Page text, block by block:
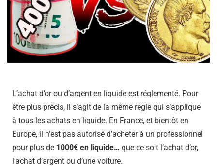
L’achat d’or ou d’argent en liquide est réglementé. Pour
être plus précis, il s’agit de la même règle qui s’applique
à tous les achats en liquide. En France, et bientôt en
Europe, il n’est pas autorisé d’acheter à un professionnel
pour plus de 1000€ en liquide… que ce soit l’achat d’or,
l’achat d’argent ou d’une voiture.